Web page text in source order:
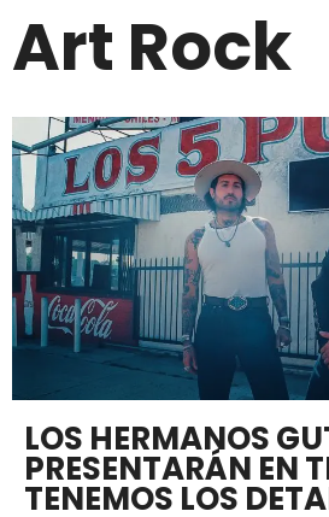
Art Rock
LOS HERMANOS
PRESENTARÁN EN
TENEMOS LOS